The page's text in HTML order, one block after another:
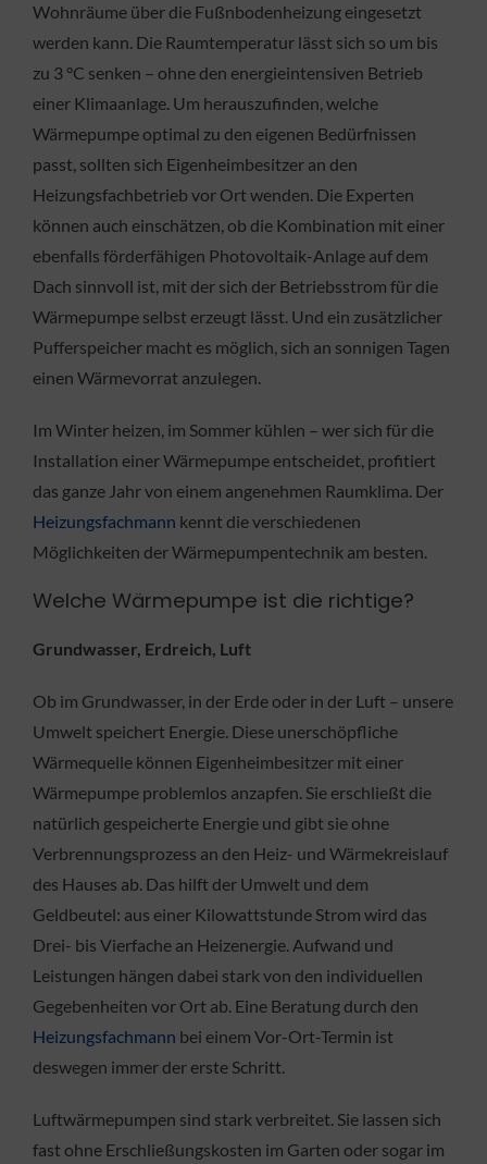
Wohnräume über die Fußnbodenheizung eingesetzt
werden kann. Die Raumtemperatur lässt sich so um bis
zu 3 °C senken – ohne den energieintensiven Betrieb
einer Klimaanlage. Um herauszufinden, welche
Wärmepumpe optimal zu den eigenen Bedürfnissen
passt, sollten sich Eigenheimbesitzer an den
Heizungsfachbetrieb vor Ort wenden. Die Experten
können auch einschätzen, ob die Kombination mit einer
ebenfalls förderfähigen Photovoltaik-Anlage auf dem
Dach sinnvoll ist, mit der sich der Betriebsstrom für die
Wärmepumpe selbst erzeugt lässt. Und ein zusätzlicher
Pufferspeicher macht es möglich, sich an sonnigen Tagen
einen Wärmevorrat anzulegen.
Im Winter heizen, im Sommer kühlen – wer sich für die
Installation einer Wärmepumpe entscheidet, profitiert
das ganze Jahr von einem angenehmen Raumklima. Der
Heizungsfachmann kennt die verschiedenen
Möglichkeiten der Wärmepumpentechnik am besten.
Welche Wärmepumpe ist die richtige?
Grundwasser, Erdreich, Luft
Ob im Grundwasser, in der Erde oder in der Luft – unsere
Umwelt speichert Energie. Diese unerschöpfliche
Wärmequelle können Eigenheimbesitzer mit einer
Wärmepumpe problemlos anzapfen. Sie erschließt die
natürlich gespeicherte Energie und gibt sie ohne
Verbrennungsprozess an den Heiz- und Wärmekreislauf
des Hauses ab. Das hilft der Umwelt und dem
Geldbeutel: aus einer Kilowattstunde Strom wird das
Drei- bis Vierfache an Heizenergie. Aufwand und
Leistungen hängen dabei stark von den individuellen
Gegebenheiten vor Ort ab. Eine Beratung durch den
Heizungsfachmann bei einem Vor-Ort-Termin ist
deswegen immer der erste Schritt.
Luftwärmepumpen sind stark verbreitet. Sie lassen sich
fast ohne Erschließungskosten im Garten oder sogar im